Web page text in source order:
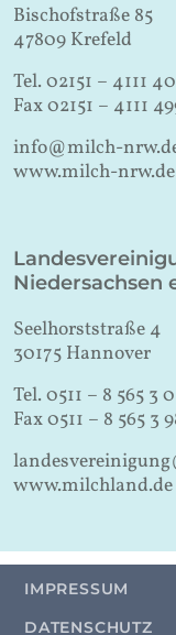
Bischofstraße 85
47809 Krefeld
Tel. 02151 – 4111
Fax 02151 – 4111
info@milch-
www.milch-nrw.de
Niedersachsen
Seelhorststraße 4
30175 Hannover
Tel. 0511 – 8 565 3 0
Fax 0511 – 8 565 3
www.milchland.de
IMPRESSUM
DATENSCHUTZ